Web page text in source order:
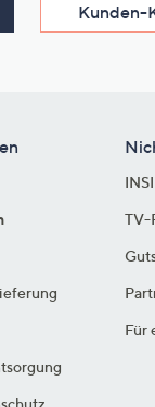
Kunden-
TV-
Für